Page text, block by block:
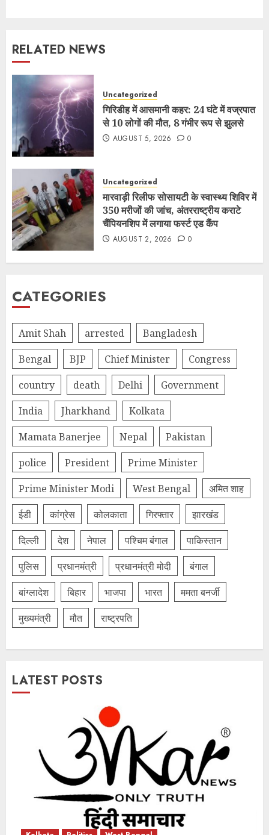
RELATED NEWS
Uncategorized
गिरिडीह में आसमानी कहर: 24 घंटे में वज्रपात
से 10 लोगों की मौत, 8 गंभीर रूप से झुलसे
AUGUST 5, 2026 0
Uncategorized
मारवाड़ी रिलीफ सोसायटी के स्वास्थ्य शिविर में
350 मरीजों की जांच, अंतरराष्ट्रीय कराटे
चैंपियनशिप में लगाया फर्स्ट एड कैंप
AUGUST 2, 2026 0
CATEGORIES
Amit Shah arrested
Bangladesh
Bengal
BJP Chief Minister
Congress
country
death Delhi
Government
India
Jharkhand
Kolkata
Mamata Banerjee
Nepal
Pakistan
police
President
Prime Minister
Prime Minister Modi
West Bengal
अमित शाह
ईडी
कांग्रेस कोलकाता गिरफ्तार
झारखंड
दिल्‍ली
देश नेपाल पश्चिम बंगाल
पाकिस्तान
पुलिस
प्रधानमंत्री प्रधानमंत्री मोदी
बंगाल
बांग्लादेश
बिहार भाजपा भारत
ममता बनर्जी
मुख्यमंत्री
मौत राष्ट्रपति
LATEST POSTS